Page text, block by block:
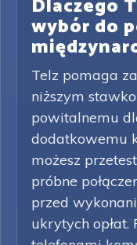
Dlaczego
wybór do
Telz pomaga
niższym
powitalnemu
dodatkowemu
możesz
próbne
przed
ukrytych opłat.